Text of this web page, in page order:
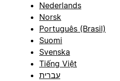
Nederlands
Norsk
Português (Brasil)
Suomi
Svenska
Tiếng Việt
עברית